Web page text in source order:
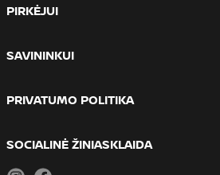
PIRKĖJUI
SAVININKUI
PRIVATUMO POLITIKA
SOCIALINĖ ŽINIASKLAIDA